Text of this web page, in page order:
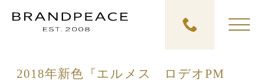
2018年新色『エルメス ロデオPM